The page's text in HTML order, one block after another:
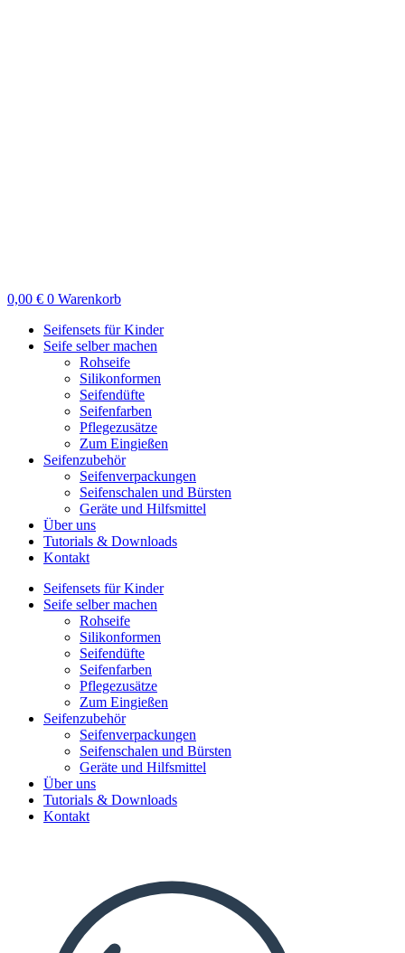
0,00 € 0 Warenkorb
Seifensets für Kinder
Seife selber machen
Rohseife
Silikonformen
Seifendüfte
Seifenfarben
Pflegezusätze
Zum Eingießen
Seifenzubehör
Seifenverpackungen
Seifenschalen und Bürsten
Geräte und Hilfsmittel
Über uns
Tutorials & Downloads
Kontakt
Seifensets für Kinder
Seife selber machen
Rohseife
Silikonformen
Seifendüfte
Seifenfarben
Pflegezusätze
Zum Eingießen
Seifenzubehör
Seifenverpackungen
Seifenschalen und Bürsten
Geräte und Hilfsmittel
Über uns
Tutorials & Downloads
Kontakt